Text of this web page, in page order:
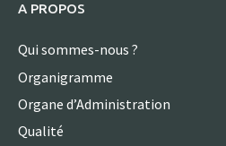
A PROPOS
Qui sommes-nous ?
Organigramme
Organe d’Administration
Qualité